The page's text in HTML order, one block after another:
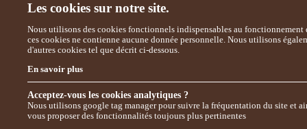
Les cookies sur notre site.
Nous utilisons des cookies fonctionnels indispensables au fonctionnement
ces cookies ne contienne aucune donnée personnelle. Nous utilisons
d'autres cookies tel que décrit ci-dessous.
En savoir plus
Acceptez-vous les cookies analytiques ?
Nous utilisons google tag manager pour suivre la fréquentation du site et
vous proposer des fonctionnalités toujours plus pertinentes